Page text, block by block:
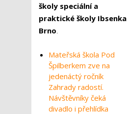
školy speciální a
praktické školy Ibsenka
Brno
Mateřská škola Pod
Špilberkem zve na
jedenáctý ročník
Zahrady radostí.
Návštěvníky čeká
divadlo i přehlídka